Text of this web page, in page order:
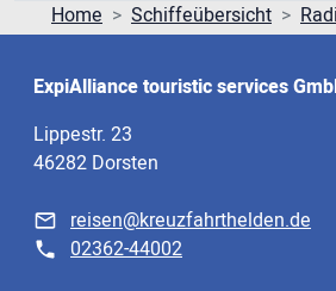
Home Schiffeübersicht
ExpiAlliance touristic services
Lippestr. 23
46282 Dorsten
reisen@kreuzfahrthelden.de
02362-44002